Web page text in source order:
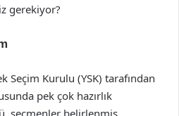
gerekiyor?
Seçim Kurulu (YSK) tarafından
pek çok hazırlık
seçmenler belirlenmiş